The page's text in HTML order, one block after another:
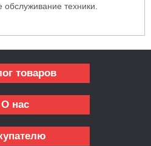
обслуживание техники.
товаров
О нас